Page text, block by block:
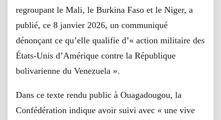
regroupant le Mali, le Burkina Faso et le Niger, a
publié, ce 8 janvier 2026, un communiqué
dénonçant ce qu’elle qualifie d’« action militaire des
États-Unis d’Amérique contre la République
bolivarienne du Venezuela ».
Dans ce texte rendu public à Ouagadougou, la
Confédération indique avoir suivi avec « une vive